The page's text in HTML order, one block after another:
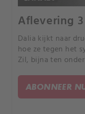
Aflevering
Dalia kijkt naar
hoe ze tegen het
Zil, bijna ten
ABONNEER